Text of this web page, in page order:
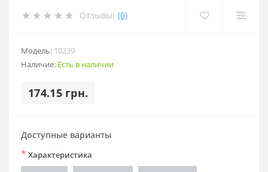
Отзывы: (0)
Модель: 10239
Наличие: Есть в наличии
174.15 грн.
Доступные варианты
* Характеристика